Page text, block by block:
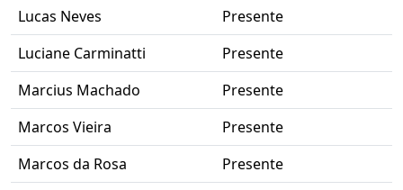
Lucas Neves
Presente
Luciane Carminatti
Presente
Marcius Machado
Presente
Marcos Vieira
Presente
Marcos da Rosa
Presente